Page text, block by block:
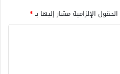
الحقول الإلزامية مشار إليها بـ*